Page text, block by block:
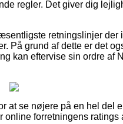
regler. Det giver dig
retningslinjer der
På grund af dette er det
kan eftervise sin ordre af
at se nøjere på en hel del
forretningens